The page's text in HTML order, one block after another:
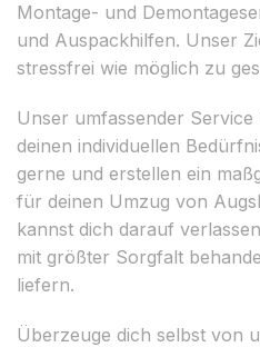
Montage- und
und Auspackhilfen. Unser
stressfrei wie möglich zu
Unser umfassender
deinen individuellen
gerne und erstellen ein
für deinen Umzug von
kannst dich darauf
mit größter Sorgfalt
liefern.
Überzeuge dich selbst von